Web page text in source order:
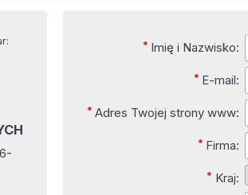
* Imię i Nazwisko:
* E-mail:
* Adres Twojej strony www:
* Firma:
* Kraj: